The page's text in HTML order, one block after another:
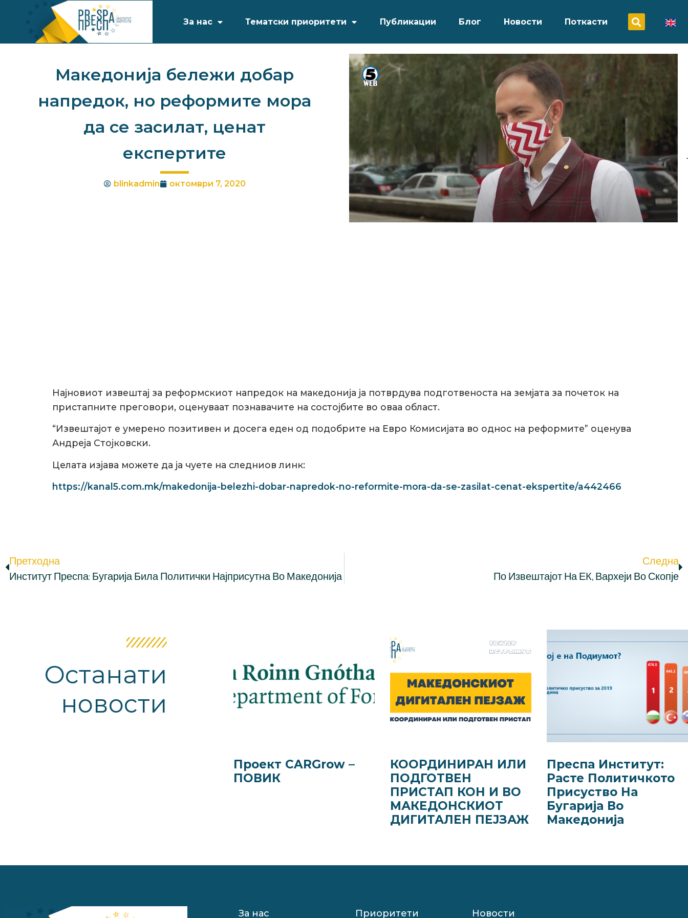
За нас Тематски приоритети Публикации Блог Новости Поткасти
Македонија бележи добар
напредок, но реформите мора
да се засилат, ценат
експертите
blinkadmin октомври 7, 2020
Најновиот извештај за реформскиот напредок на македонија ја потврдува подготвеноста на земјата за почеток на
пристапните преговори, оценуваат познавачите на состојбите во оваа област.
“Извештајот е умерено позитивен и досега еден од подобрите на Евро Комисијата во однос на реформите” оценува
Андреја Стојковски.
Целата изјава можете да ја чуете на следниов линк:
https://kanal5.com.mk/makedonija-belezhi-dobar-napredok-no-reformite-mora-da-se-zasilat-cenat-ekspertite/a442466
Претходна
Институт Преспа: Бугарија Била Политички Најприсутна Во Македонија
Следна
По Извештајот На ЕК, Вархеји Во Скопје
Останати
новости
Проект CARGrow –
ПОВИК
КООРДИНИРАН ИЛИ
ПОДГОТВЕН
ПРИСТАП КОН И ВО
МАКЕДОНСКИОТ
ДИГИТАЛЕН ПЕЈЗАЖ
Преспа Институт:
Расте Политичкото
Присуство На
Бугарија Во
Македонија
За нас Приоритети Новости